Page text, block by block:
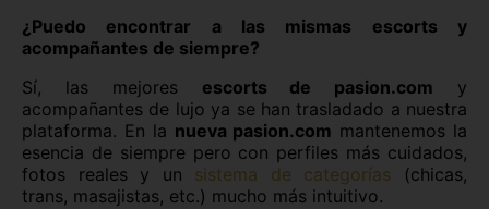
¿Puedo encontrar a las mismas escorts y
acompañantes de siempre?
Sí, las mejores escorts de pasion.com y
acompañantes de lujo ya se han trasladado a nuestra
plataforma. En la nueva pasion.com mantenemos la
esencia de siempre pero con perfiles más cuidados,
fotos reales y un sistema de categorías (chicas,
trans, masajistas, etc.) mucho más intuitivo.